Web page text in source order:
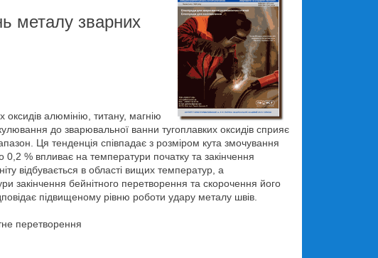
металу зварних
алюмінію, титану, магнію
до зварювальної ванни тугоплавких оксидів сприяє
Ця тенденція співпадає з розміром кута змочування
0,2 % впливає на температури початку та закінчення
відбувається в області вищих температур, а
закінчення бейнітного перетворення та скорочення його
підвищеному рівню роботи удару металу швів.
перетворення